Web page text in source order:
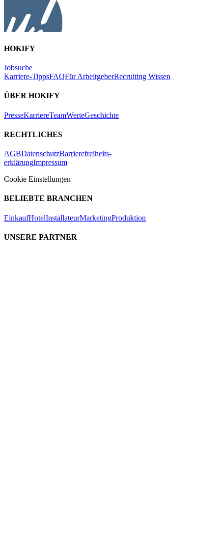
HOKIFY
Jobsuche
Karriere-TippsFAQFür ArbeitgeberRecruiting Wissen
ÜBER HOKIFY
PresseKarriereTeamWerteGeschichte
RECHTLICHES
AGBDatenschutzBarrierefreiheits-
erklärungImpressum
Cookie Einstellungen
BELIEBTE BRANCHEN
EinkaufHotelInstallateurMarketingProduktion
UNSERE PARTNER